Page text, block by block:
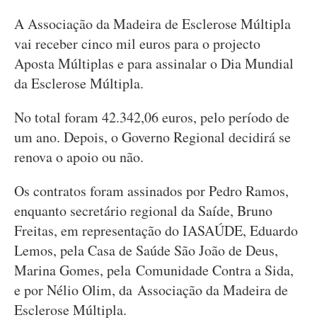
A Associação da Madeira de Esclerose Múltipla
vai receber cinco mil euros para o projecto
Aposta Múltiplas e para assinalar o Dia Mundial
da Esclerose Múltipla.
No total foram 42.342,06 euros, pelo período de
um ano. Depois, o Governo Regional decidirá se
renova o apoio ou não.
Os contratos foram assinados por Pedro Ramos,
enquanto secretário regional da Saíde, Bruno
Freitas, em representação do IASAÚDE, Eduardo
Lemos, pela Casa de Saúde São João de Deus,
Marina Gomes, pela Comunidade Contra a Sida,
e por Nélio Olim, da Associação da Madeira de
Esclerose Múltipla.